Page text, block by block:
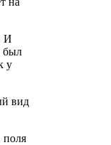
И
был
у
вид
поля